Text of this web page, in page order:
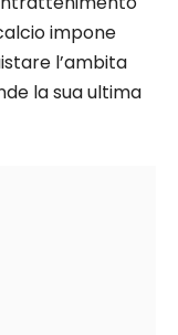
impone
l’ambita
la sua ultima